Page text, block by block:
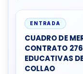
ENTRADA
CUADRO DE
CONTRATO
EDUCATIVAS
COLLAO